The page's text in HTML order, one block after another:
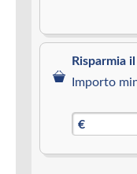
Risparmia
Importo
€